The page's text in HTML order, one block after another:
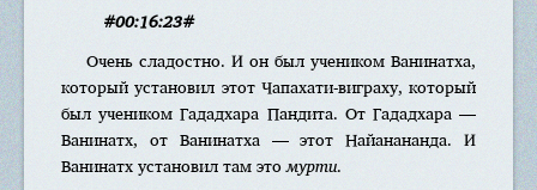
#00:16:23#
Очень сладостно. И он был учеником Ванинатха,
который установил этот Чапахати-виграху, который
был учеником Гададхара Пандита. От Гададхара —
Ванинатх, от Ванинатха — этот Найанананда. И
Ванинатх установил там этомурти.